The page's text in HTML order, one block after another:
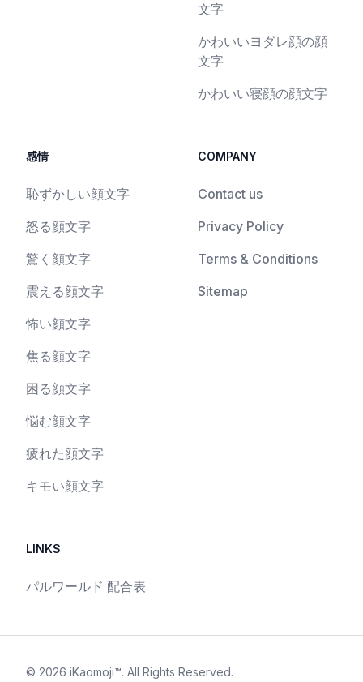
文字
かわいいヨダレ顔の顔
文字
かわいい寝顔の顔文字
感情
恥ずかしい顔文字
怒る顔文字
驚く顔文字
震える顔文字
怖い顔文字
焦る顔文字
困る顔文字
悩む顔文字
疲れた顔文字
キモい顔文字
COMPANY
Contact us
Privacy Policy
Terms & Conditions
Sitemap
LINKS
パルワールド 配合表
© 2026 iKaomoji™. All Rights Reserved.